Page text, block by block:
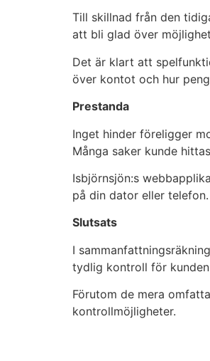
Till skillnad från den
att bli glad över
Det är klart att
över kontot och hur
Prestanda
Inget hinder föreligger
Många saker kunde
Isbjörnsjön:s
på din dator eller
Slutsats
I
tydlig kontroll för
Förutom de mera
kontrollmöjligheter.